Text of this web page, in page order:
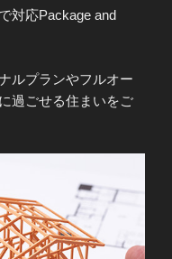
対応Package and
ルプランやフルオー
過ごせる住まいをご